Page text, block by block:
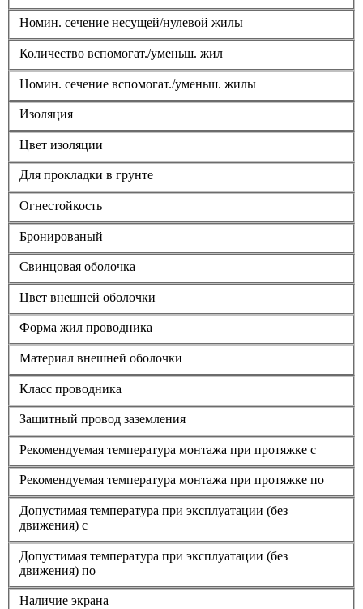
Номин. сечение несущей/нулевой жилы
Количество вспомогат./уменьш. жил
Номин. сечение вспомогат./уменьш. жилы
Изоляция
Цвет изоляции
Для прокладки в грунте
Огнестойкость
Бронированый
Свинцовая оболочка
Цвет внешней оболочки
Форма жил проводника
Материал внешней оболочки
Класс проводника
Защитный провод заземления
Рекомендуемая температура монтажа при протяжке с
Рекомендуемая температура монтажа при протяжке по
Допустимая температура при эксплуатации (без
движения) с
Допустимая температура при эксплуатации (без
движения) по
Наличие экрана